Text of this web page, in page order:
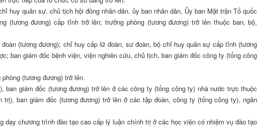
huy quân sự, chủ tịch hội đồng nhân dân, ủy ban nhân dân, Ủy ban Mặt trận Tổ quốc
(tương đương) cấp tỉnh trở lên; trưởng phòng (tương đương) trở lên thuộc ban, bộ,
(tương đương); chỉ huy cấp lữ đoàn, sư đoàn, bộ chỉ huy quân sự cấp tỉnh (tương
ban giám đốc bệnh viện, viện nghiên cứu, chủ tịch, ban giám đốc công ty (tổng công
(tương đương) trở lên.
ban giám đốc (tương đương) trở lên ở các công ty (tổng công ty) nhà nước trực thuộc
ban giám đốc (tương đương) trở lên ở các tập đoàn, công ty (tổng công ty), ngân
dạy chương trình đào tạo cao cấp lý luận chính trị ở các học viện có nhiệm vụ đào tạo